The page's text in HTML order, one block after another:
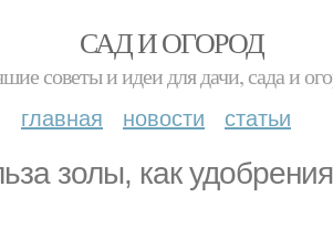
САД И ОГОРОД
советы и идеи для дачи, сада и
главная новости статьи
золы, как